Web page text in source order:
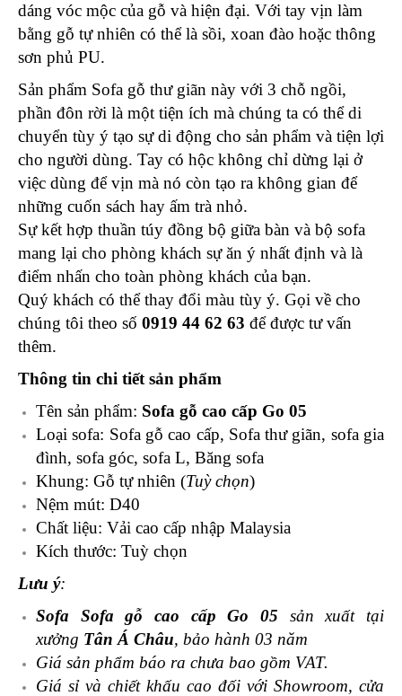
dáng vóc mộc của gỗ và hiện đại. Với tay vịn làm
bằng gỗ tự nhiên có thể là sồi, xoan đào hoặc thông
sơn phủ PU.
Sản phẩm Sofa gỗ thư giãn này với 3 chỗ ngồi,
phần đôn rời là một tiện ích mà chúng ta có thể di
chuyển tùy ý tạo sự di động cho sản phẩm và tiện lợi
cho người dùng. Tay có hộc không chỉ dừng lại ở
việc dùng để vịn mà nó còn tạo ra không gian để
những cuốn sách hay ấm trà nhỏ.
Sự kết hợp thuần túy đồng bộ giữa bàn và bộ sofa
mang lại cho phòng khách sự ăn ý nhất định và là
điểm nhấn cho toàn phòng khách của bạn.
Quý khách có thể thay đổi màu tùy ý. Gọi về cho
chúng tôi theo số 0919 44 62 63 để được tư vấn
thêm.
Thông tin chi tiết sản phẩm
Tên sản phẩm: Sofa gỗ cao cấp Go 05
Loại sofa: Sofa gỗ cao cấp, Sofa thư giãn, sofa gia
đình, sofa góc, sofa L, Băng sofa
Khung: Gỗ tự nhiên (Tuỳ chọn)
Nệm mút: D40
Chất liệu: Vải cao cấp nhập Malaysia
Kích thước: Tuỳ chọn
Lưu ý:
Sofa Sofa gỗ cao cấp Go 05 sản xuất tại
xưởng Tân Á Châu, bảo hành 03 năm
Giá sản phẩm báo ra chưa bao gồm VAT.
Giá sỉ và chiết khấu cao đối với Showroom, cửa